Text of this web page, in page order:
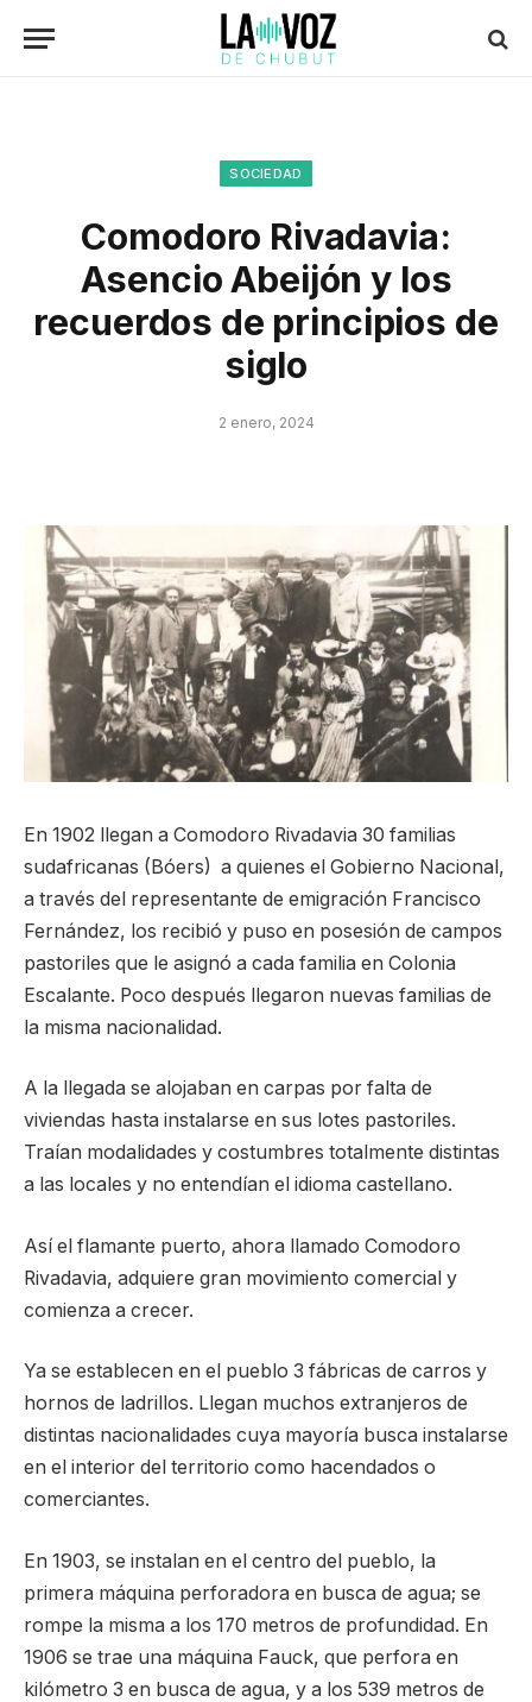
SOCIEDAD
Comodoro Rivadavia:
Asencio Abeijón y los
recuerdos de principios de
siglo
2 enero, 2024
En 1902 llegan a Comodoro Rivadavia 30 familias
sudafricanas (Bóers) a quienes el Gobierno Nacional,
a través del representante de emigración Francisco
Fernández, los recibió y puso en posesión de campos
pastoriles que le asignó a cada familia en Colonia
Escalante. Poco después llegaron nuevas familias de
la misma nacionalidad.
A la llegada se alojaban en carpas por falta de
viviendas hasta instalarse en sus lotes pastoriles.
Traían modalidades y costumbres totalmente distintas
a las locales y no entendían el idioma castellano.
Así el flamante puerto, ahora llamado Comodoro
Rivadavia, adquiere gran movimiento comercial y
comienza a crecer.
Ya se establecen en el pueblo 3 fábricas de carros y
hornos de ladrillos. Llegan muchos extranjeros de
distintas nacionalidades cuya mayoría busca instalarse
en el interior del territorio como hacendados o
comerciantes.
En 1903, se instalan en el centro del pueblo, la
primera máquina perforadora en busca de agua; se
rompe la misma a los 170 metros de profundidad. En
1906 se trae una máquina Fauck, que perfora en
kilómetro 3 en busca de agua, y a los 539 metros de